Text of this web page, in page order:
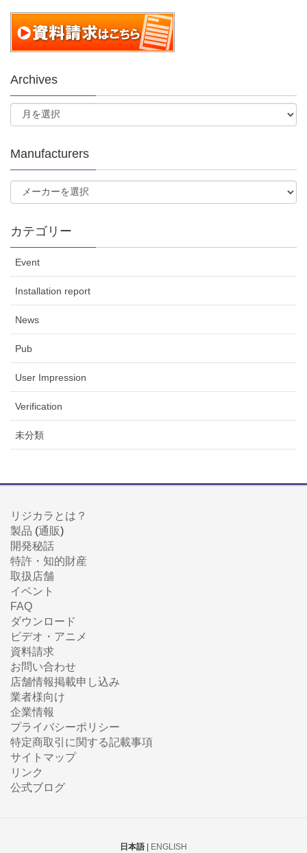
Archives
Manufacturers
カテゴリー
Event
Installation report
News
Pub
User Impression
Verification
未分類
リジカラとは？
製品 (通販)
開発秘話
特許・知的財産
取扱店舗
イベント
FAQ
ダウンロード
ビデオ・アニメ
資料請求
お問い合わせ
店舗情報掲載申し込み
業者様向け
企業情報
プライバシーポリシー
特定商取引に関する記載事項
サイトマップ
リンク
公式ブログ
日本語 | ENGLISH